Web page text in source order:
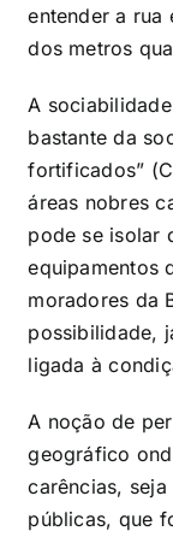
entender a
dos metros
A
bastante da
fortificados”
áreas nobres
pode se isolar
equipamentos
moradores da
possibilidade,
ligada à
A noção de
geográfico
carências,
públicas, que